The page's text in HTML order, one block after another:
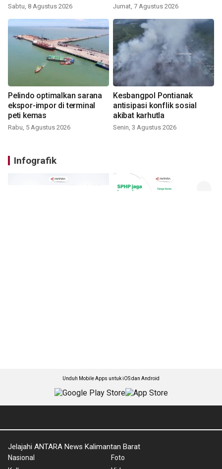
Sabtu, 8 Agustus 2026 Jumat, 7 Agustus 2026
Pelindo optimalkan sarana
ekspor-impor di terminal
peti kemas
Rabu, 5 Agustus 2026
Kesbangpol Pontianak
antisipasi konflik sosial
akibat karhutla
Senin, 3 Agustus 2026
Infografik
Unduh Mobile Apps untuk iOS dan Android
Jelajahi ANTARA News Kalimantan Barat
Nasional
Foto